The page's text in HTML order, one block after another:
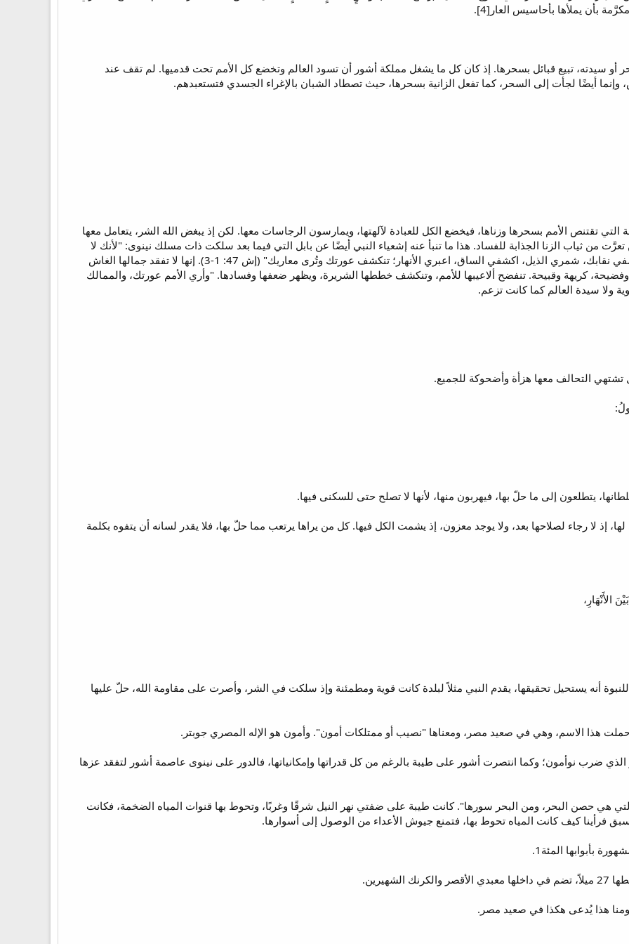
بأن يملأها بأحاسيس العار[4].
أو سيدته، تبيع قبائل بسحرها. إذ كان كل ما يشغل مملكة أشور أن تسود العالم وتخضع كل الأمم تحت قدميها. لم تقف عند
أيضًا لجأت إلى السحر، كما تفعل الزانية بسحرها، حيث تصطاد الشبان بالإغراء الجسدي فتستعبدهم.
التي تقتنص الأمم بسحرها وزناها، فيخضع الكل للعبادة لآلهتها، ويمارسون الرجاسات معها. لكن إذ يبغض الله الشر، يتعامل معها
من ثياب الزنا الجذابة للفساد. هذا ما تنبأ عنه إشعياء النبي أيضًا عن بابل التي فيما بعد سلكت ذات مسلك نينوى: "لأنك لا
تعودين تُدعين ناعمة ومترفهة... اكشفي نقابك، شمري الذيل، اكشفي الساق، اعبري الأنهار؛ تنكشف عورتك وتُرى معاريك" (إش 47: 1-3). إنها لا تفقد جمالها الغاش
كريهة وقبيحة. تنفضح ألاعيبها للأمم، وتنكشف خططها الشريرة، ويظهر ضعفها وفسادها. "وأري الأمم عورتك، والممالك
تشتهي التحالف معها هزأة وأضحوكة للجميع.
يتطلعون إلى ما حلّ بها، فيهربون منها، لأنها لا تصلح حتى للسكنى فيها.
إذ لا رجاء لصلاحها بعد، ولا يوجد معزون، إذ يشمت الكل فيها. كل من يراها يرتعب مما حلّ بها، فلا يقدر لسانه أن يتفوه بكلمة
الأَنْهَارِ،
أنه يستحيل تحقيقها، يقدم النبي مثلاً لبلدة كانت قوية ومطمئنة وإذ سلكت في الشر، وأصرت على مقاومة الله، حلّ عليها
حملت هذا الاسم، وهي في صعيد مصر، ومعناها "نصيب أو ممتلكات أمون". وأمون هو الإله المصري جوبتر.
ضرب نوأمون؛ وكما انتصرت أشور على طيبة بالرغم من كل قدراتها وإمكانياتها، فالدور على نينوى عاصمة أشور لتفقد عزها
التي هي حصن البحر، ومن البحر سورها". كانت طيبة على ضفتي نهر النيل شرقًا وغربًا، وتحوط بها قنوات المياه الضخمة، فكانت
فرأينا كيف كانت المياه تحوط بها، فتمنع جيوش الأعداء من الوصول إلى أسوارها.
هذا يُدعى هكذا في صعيد مصر.